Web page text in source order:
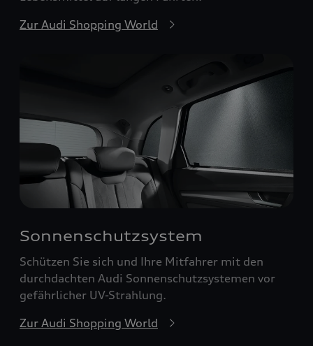
Zur Audi Shopping World
Sonnenschutzsystem
Schützen Sie sich und Ihre Mitfahrer mit den
durchdachten Audi Sonnenschutzsystemen vor
gefährlicher UV-Strahlung.
Zur Audi Shopping World